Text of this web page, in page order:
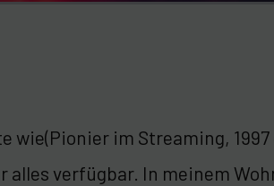
im Streaming,
verfügbar. In meinem